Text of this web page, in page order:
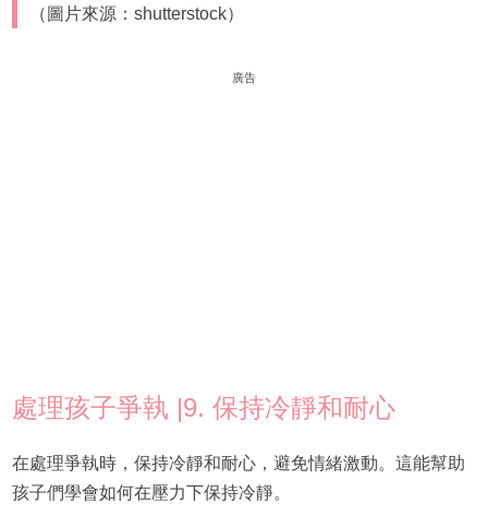
（圖片來源：shutterstock）
廣告
處理孩子爭執 |9. 保持冷靜和耐心
在處理爭執時，保持冷靜和耐心，避免情緒激動。這能幫助
孩子們學會如何在壓力下保持冷靜。